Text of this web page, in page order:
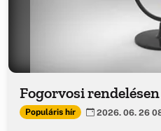
Fogorvosi
Populáris hír 2026. 06. 26